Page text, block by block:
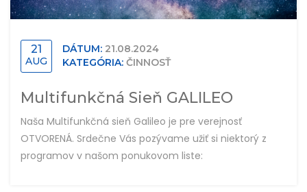
21
AUG
DÁTUM: 21.08.2024
KATEGÓRIA: ČINNOSŤ
Multifunkčná Sieň GALILEO
Naša Multifunkčná sieň Galileo je pre verejnosť
OTVORENÁ. Srdečne Vás pozývame užiť si niektorý z
programov v našom ponukovom liste: